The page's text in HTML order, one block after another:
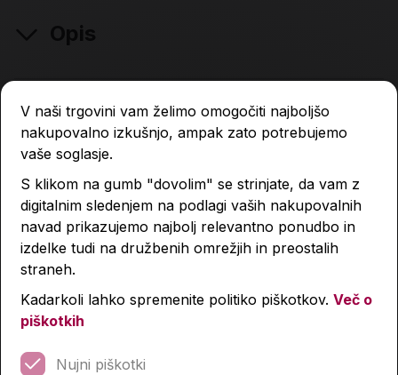
Opis
Lastnosti izdelka
Podobni izdelki
V naši trgovini vam želimo omogočiti najboljšo
nakupovalno izkušnjo, ampak zato potrebujemo
vaše soglasje.
S klikom na gumb "dovolim" se strinjate, da vam z
digitalnim sledenjem na podlagi vaših nakupovalnih
navad prikazujemo najbolj relevantno ponudbo in
izdelke tudi na družbenih omrežjih in preostalih
straneh.
Kadarkoli lahko spremenite politiko piškotkov. Več o
piškotkih
Nujni piškotki